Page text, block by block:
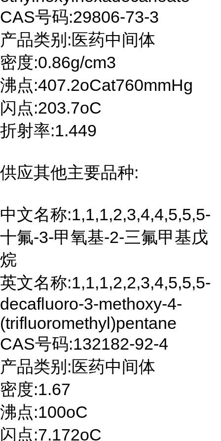
CAS号码:29806-73-3
产品类别:医药中间体
密度:0.86g/cm3
沸点:407.2oCat760mmHg
闪点:203.7oC
折射率:1.449
供应其他主要品种:
中文名称:1,1,1,2,3,4,4,5,5,5-
十氟-3-甲氧基-2-三氟甲基戊
烷
英文名称:1,1,1,2,2,3,4,5,5,5-
decafluoro-3-methoxy-4-
(trifluoromethyl)pentane
CAS号码:132182-92-4
产品类别:医药中间体
密度:1.67
沸点:100oC
闪点:7.172oC